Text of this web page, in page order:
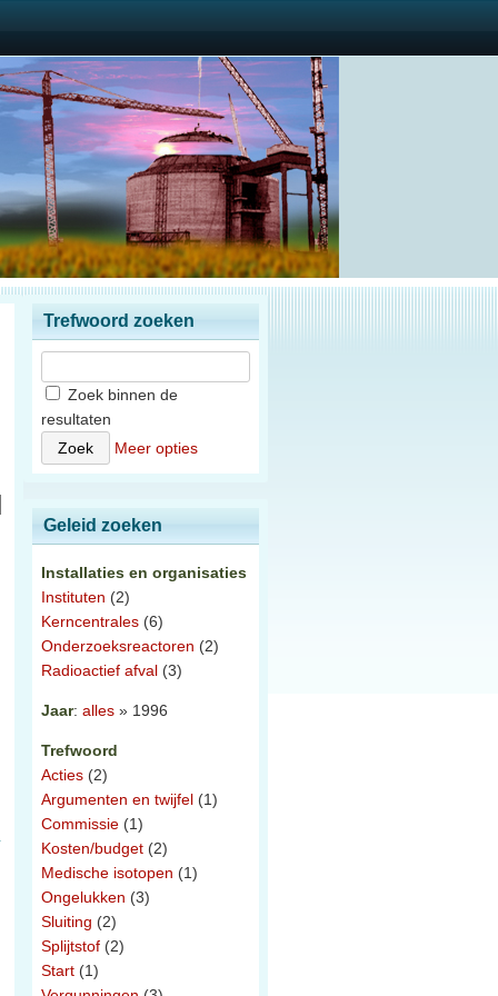
Trefwoord zoeken
Zoek binnen de
resultaten
Meer opties
Geleid zoeken
Installaties en organisaties
Instituten (2)
Kerncentrales (6)
Onderzoeksreactoren (2)
Radioactief afval (3)
Jaar: alles » 1996
Trefwoord
Acties (2)
Argumenten en twijfel (1)
Commissie (1)
Kosten/budget (2)
Medische isotopen (1)
Ongelukken (3)
Sluiting (2)
Splijtstof (2)
Start (1)